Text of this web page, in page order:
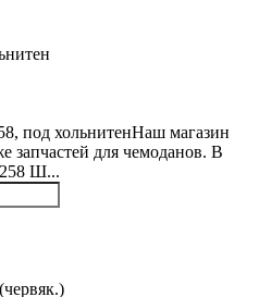
под хольнитенНаш магазин
запчастей для чемоданов. В
Ш...